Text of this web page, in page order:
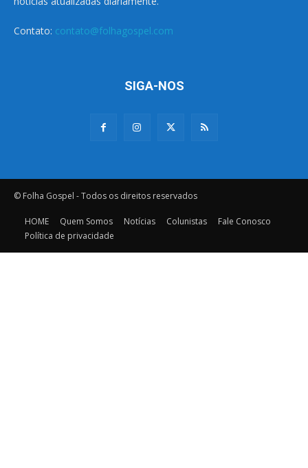
Contato: contato@folhagospel.com
SIGA-NOS
© Folha Gospel - Todos os direitos reservados
HOME Quem Somos Notícias Colunistas
Fale Conosco
Política de privacidade